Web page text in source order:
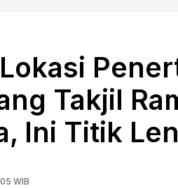
Takjil
Ini Titik
WIB